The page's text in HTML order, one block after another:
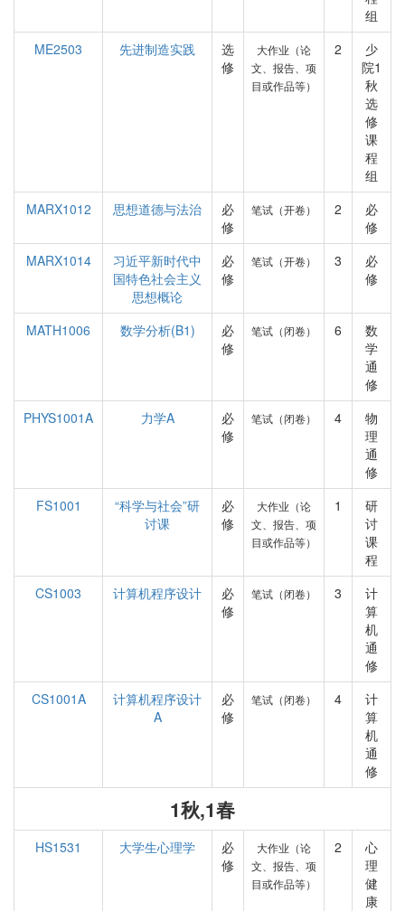
组
ME2503
先进制造实践
选
修
大作业（论
文、报告、项
目或作品等）
2
少
院1
秋
选
修
课
程
组
MARX1012
思想道德与法治
必
修
笔试（开卷） 2
必
修
MARX1014
习近平新时代中
国特色社会主义
思想概论
必
修
笔试（开卷） 3
必
修
MATH1006 数学分析(B1)
必
修
笔试（闭卷） 6
数
学
通
修
PHYS1001A
力学A
必
修
笔试（闭卷） 4
物
理
通
修
FS1001
“科学与社会”研
讨课
必
修
大作业（论
文、报告、项
目或作品等）
1
研
讨
课
程
CS1003
计算机程序设计
必
修
笔试（闭卷） 3
计
算
机
通
修
CS1001A
计算机程序设计
A
必
修
笔试（闭卷） 4
计
算
机
通
修
1秋,1春
HS1531 大学生心理学
必
修
大作业（论
文、报告、项
目或作品等）
2
心
理
健
康